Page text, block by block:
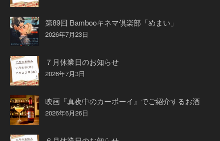
第89回 Bambooキネマ倶楽部「めまい」
2026年7月23日
７月休業日のお知らせ
2026年7月3日
映画『真夜中のカーボーイ』でご紹介するお酒
2026年6月26日